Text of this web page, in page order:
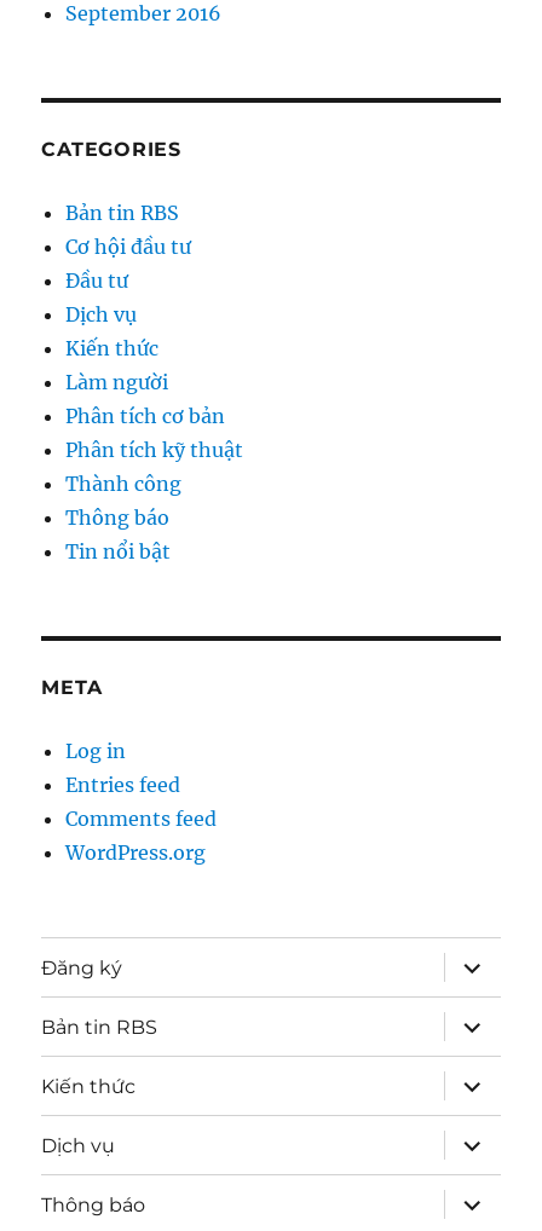
September 2016
CATEGORIES
Bản tin RBS
Cơ hội đầu tư
Đầu tư
Dịch vụ
Kiến thức
Làm người
Phân tích cơ bản
Phân tích kỹ thuật
Thành công
Thông báo
Tin nổi bật
META
Log in
Entries feed
Comments feed
WordPress.org
Đăng ký
expand
child
menu
Bản tin RBS
expand
child
menu
Kiến thức
expand
child
menu
Dịch vụ
expand
child
menu
Thông báo
expand
child